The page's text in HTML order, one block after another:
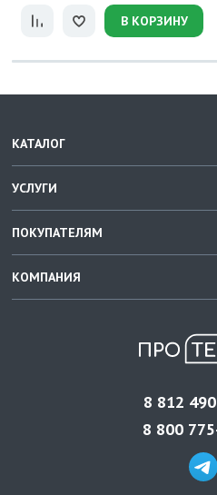
В КОРЗИНУ
КАТАЛОГ
УСЛУГИ
ПОКУПАТЕЛЯМ
КОМПАНИЯ
8 812
8 800